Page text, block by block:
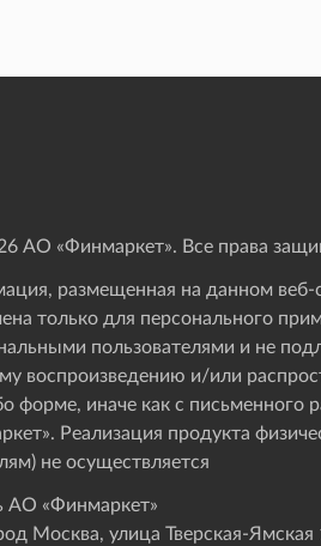
АО «Финмаркет». Все права
размещенная на данном веб-
только для персонального
пользователями и не
воспроизведению и/или
форме, иначе как с письменного
Реализация продукта
не осуществляется
АО «Финмаркет»
Москва, улица Тверская-Ямская